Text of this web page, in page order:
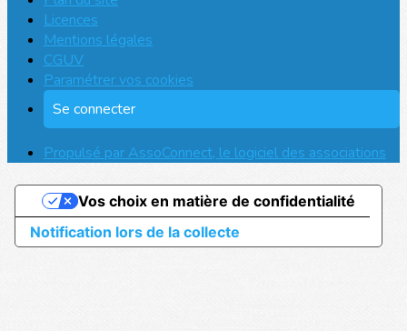
Licences
Mentions légales
CGUV
Paramétrer vos cookies
Se connecter
Propulsé par AssoConnect, le logiciel des associations
Notification lors de la collecte
Vos choix en matière de confidentialité